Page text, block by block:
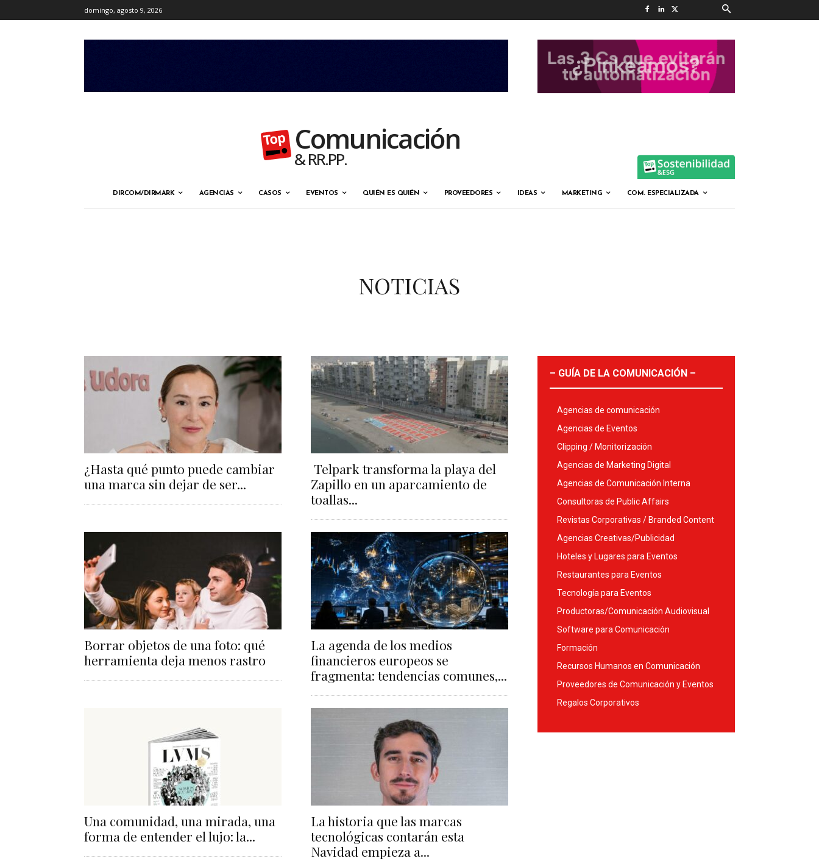
domingo, agosto 9, 2026
Comunicación
& RR.PP.
DIRCOM/DIRMARK AGENCIAS CASOS EVENTOS QUIÉN ES QUIÉN PROVEEDORES IDEAS MARKETING COM. ESPECIALIZADA
NOTICIAS
¿Hasta qué punto puede cambiar
una marca sin dejar de ser...
Telpark transforma la playa del
Zapillo en un aparcamiento de
toallas...
Borrar objetos de una foto: qué
herramienta deja menos rastro
La agenda de los medios
financieros europeos se
fragmenta: tendencias comunes,...
Una comunidad, una mirada, una
forma de entender el lujo: la...
La historia que las marcas
tecnológicas contarán esta
Navidad empieza a...
– GUÍA DE LA COMUNICACIÓN –
Agencias de comunicación
Agencias de Eventos
Clipping / Monitorización
Agencias de Marketing Digital
Agencias de Comunicación Interna
Consultoras de Public Affairs
Revistas Corporativas / Branded Content
Agencias Creativas/Publicidad
Hoteles y Lugares para Eventos
Restaurantes para Eventos
Tecnología para Eventos
Productoras/Comunicación Audiovisual
Software para Comunicación
Formación
Recursos Humanos en Comunicación
Proveedores de Comunicación y Eventos
Regalos Corporativos